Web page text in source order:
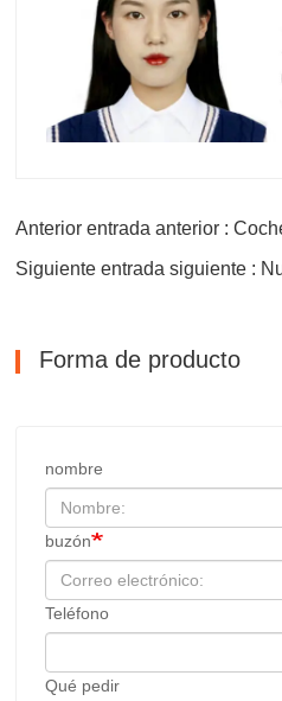
Anterior entrada anterior :
Forma de producto
nombre
buzón
Teléfono
Qué pedir